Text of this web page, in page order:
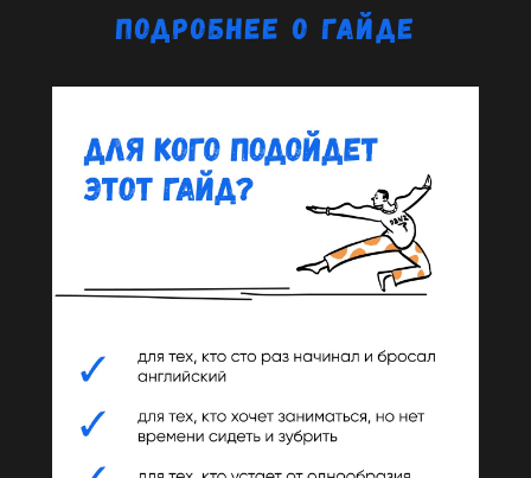
ПОДРОБНЕЕ О ГАЙДЕ